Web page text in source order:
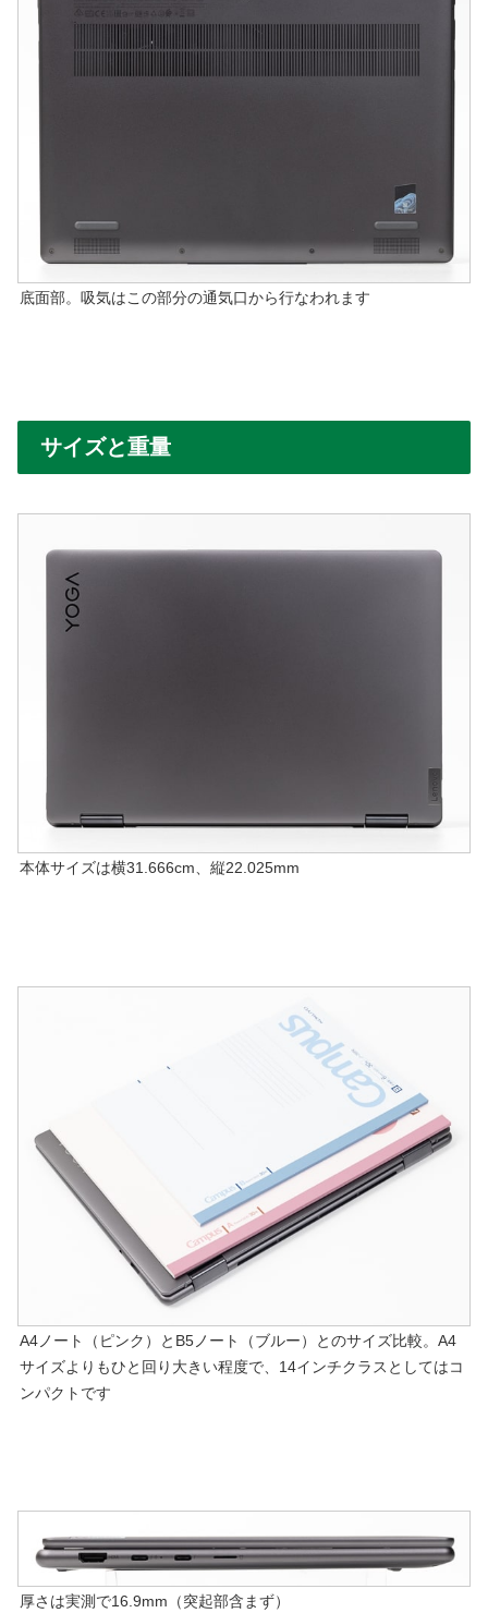
底面部。吸気はこの部分の通気口から行なわれます
サイズと重量
本体サイズは横31.666cm、縦22.025mm
A4ノート（ピンク）とB5ノート（ブルー）とのサイズ比較。A4
サイズよりもひと回り大きい程度で、14インチクラスとしてはコ
ンパクトです
厚さは実測で16.9mm（突起部含まず）